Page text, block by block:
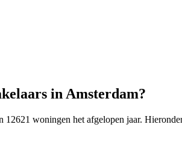
in Amsterdam?
12621 woningen het afgelopen jaar.